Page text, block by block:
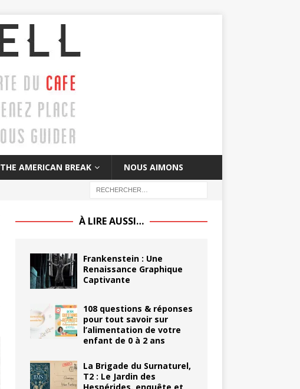
THE AMERICAN BREAK NOUS AIMONS
À LIRE AUSSI…
Frankenstein : Une
Renaissance Graphique
Captivante
108 questions & réponses
pour tout savoir sur
l’alimentation de votre
enfant de 0 à 2 ans
La Brigade du Surnaturel,
T2 : Le Jardin des